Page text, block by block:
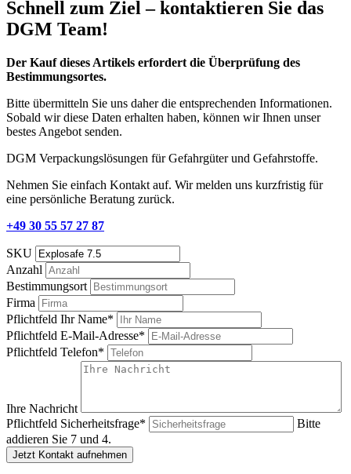
Schnell zum Ziel – kontaktieren Sie das
DGM Team!
Der Kauf dieses Artikels erfordert die Überprüfung des
Bestimmungsortes.
Bitte übermitteln Sie uns daher die entsprechenden Informationen.
Sobald wir diese Daten erhalten haben, können wir Ihnen unser
bestes Angebot senden.
DGM Verpackungslösungen für Gefahrgüter und Gefahrstoffe.
Nehmen Sie einfach Kontakt auf. Wir melden uns kurzfristig für
eine persönliche Beratung zurück.
+49 30 55 57 27 87
SKU
Anzahl
Bestimmungsort
Firma
Pflichtfeld Ihr Name*
Pflichtfeld E-Mail-Adresse*
Pflichtfeld Telefon*
Ihre Nachricht
Pflichtfeld Sicherheitsfrage*
Bitte
addieren Sie 7 und 4.
Jetzt Kontakt aufnehmen